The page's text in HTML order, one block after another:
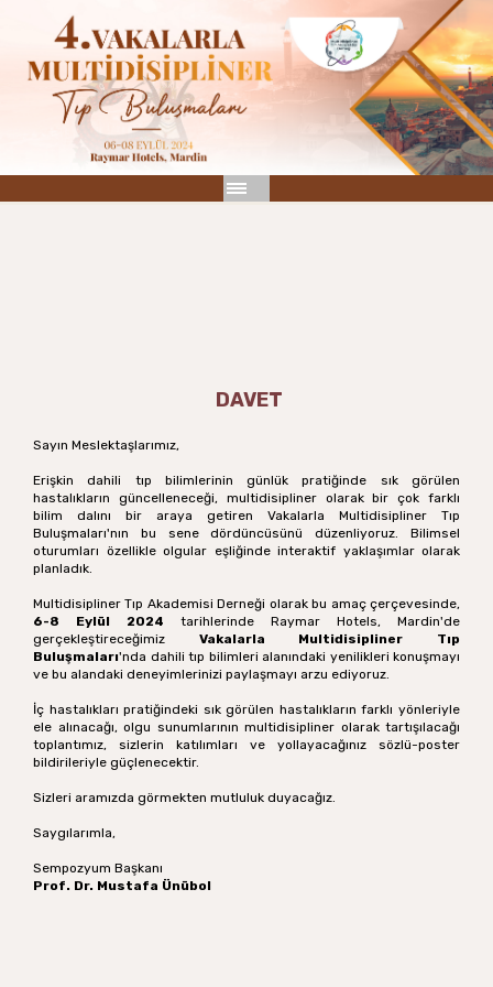
DAVET
Sayın Meslektaşlarımız,
Erişkin dahili tıp bilimlerinin günlük pratiğinde sık görülen
hastalıkların güncelleneceği, multidisipliner olarak bir çok farklı
bilim dalını bir araya getiren Vakalarla Multidisipliner Tıp
Buluşmaları'nın bu sene dördüncüsünü düzenliyoruz. Bilimsel
oturumları özellikle olgular eşliğinde interaktif yaklaşımlar olarak
planladık.
Multidisipliner Tıp Akademisi Derneği olarak bu amaç çerçevesinde,
6-8 Eylül 2024 tarihlerinde Raymar Hotels, Mardin'de
gerçekleştireceğimiz Vakalarla Multidisipliner Tıp
Buluşmaları'nda dahili tıp bilimleri alanındaki yenilikleri konuşmayı
ve bu alandaki deneyimlerinizi paylaşmayı arzu ediyoruz.
İç hastalıkları pratiğindeki sık görülen hastalıkların farklı yönleriyle
ele alınacağı, olgu sunumlarının multidisipliner olarak tartışılacağı
toplantımız, sizlerin katılımları ve yollayacağınız sözlü-poster
bildirileriyle güçlenecektir.
Sizleri aramızda görmekten mutluluk duyacağız.
Saygılarımla,
Sempozyum Başkanı
Prof. Dr. Mustafa Ünübol